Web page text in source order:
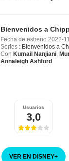
Bienvenidos a
Fecha de estreno 2022-
Series : Bienvenidos a
Con Kumail Nanjiani,
Annaleigh Ashford
Usuarios
3,0
VER EN DISNEY+